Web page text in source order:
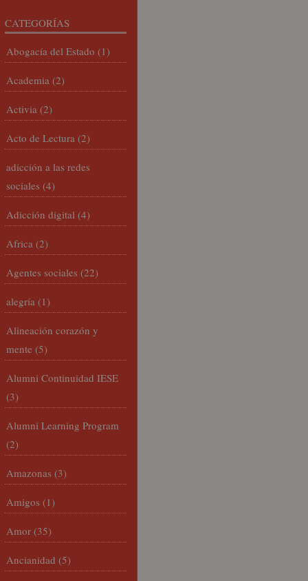
CATEGORÍAS
Abogacía del Estado (1)
Academia (2)
Activia (2)
Acto de Lectura (2)
adicción a las redes
sociales (4)
Adicción digital (4)
Africa (2)
Agentes sociales (22)
alegría (1)
Alineación corazón y
mente (5)
Alumni Continuidad IESE
(3)
Alumni Learning Program
(2)
Amazonas (3)
Amigos (1)
Amor (35)
Ancianidad (5)